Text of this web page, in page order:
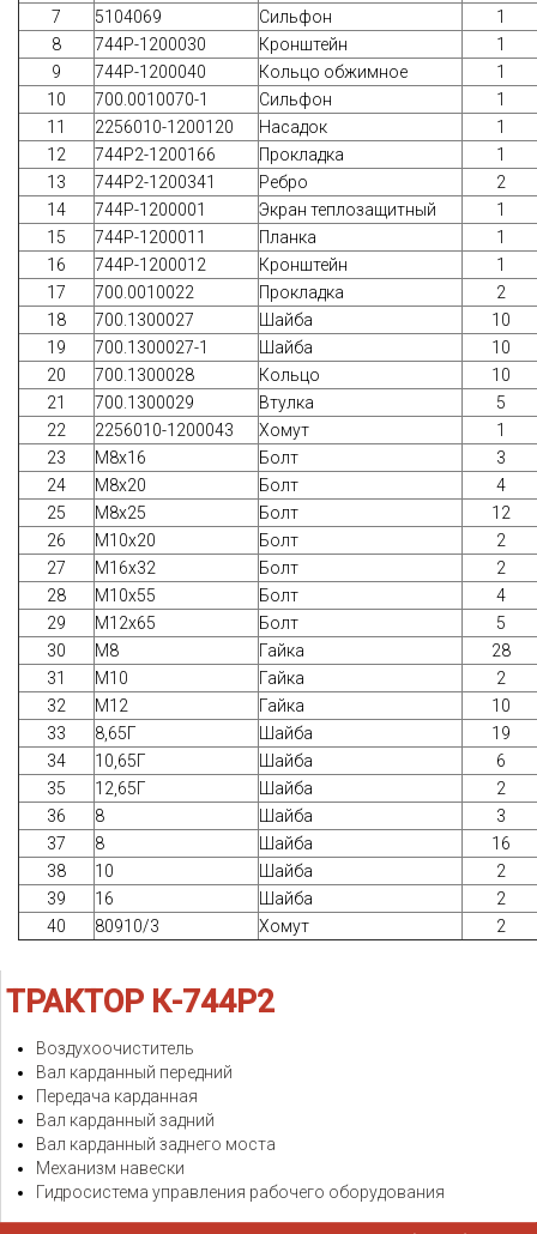
7
5104069 Сильфон
1
8
744Р-1200030 Кронштейн
1
9
744Р-1200040 Кольцо обжимное
1
10
700.0010070-1 Сильфон
1
11
2256010-1200120 Насадок
1
12
744Р2-1200166 Прокладка
1
13
744Р2-1200341 Ребро
2
14
744Р-1200001 Экран теплозащитный
1
15
744Р-1200011 Планка
1
16
744Р-1200012 Кронштейн
1
17
700.0010022 Прокладка
2
18
700.1300027 Шайба
10
19
700.1300027-1 Шайба
10
20
700.1300028 Кольцо
10
21
700.1300029 Втулка
5
22
2256010-1200043 Хомут
1
23
М8х16 Болт
3
24
М8х20 Болт
4
25
М8х25 Болт
12
26
М10х20 Болт
2
27
М16х32 Болт
2
28
М10х55 Болт
4
29
М12х65 Болт
5
30
М8 Гайка
28
31
М10 Гайка
2
32
М12 Гайка
10
33
8,65Г Шайба
19
34
10,65Г Шайба
6
35
12,65Г Шайба
2
36
8 Шайба
3
37
8 Шайба
16
38
10 Шайба
2
39
16 Шайба
2
40
80910/3 Хомут 2
ТРАКТОР К-744Р2
Воздухоочиститель
Вал карданный передний
Передача карданная
Вал карданный задний
Вал карданный заднего моста
Механизм навески
Гидросистема управления рабочего оборудования